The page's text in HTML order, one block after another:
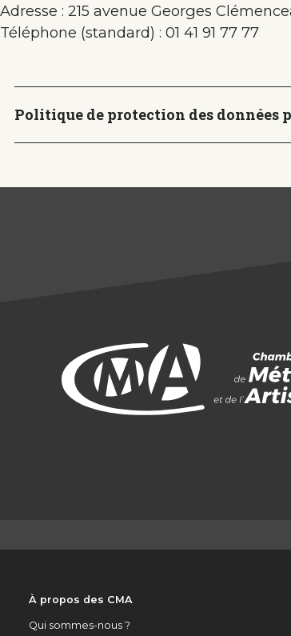
Adresse : 215 avenue Georges
Téléphone (standard) : 01 41 91 77 77
Politique de protection des données
À propos des CMA
Qui sommes-nous ?